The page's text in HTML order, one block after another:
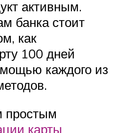
активным.
банка стоит
как
100 дней
каждого из
простым
карты